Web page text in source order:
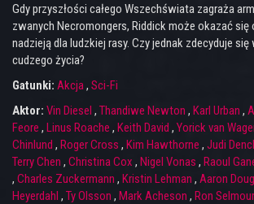
Gdy przyszłości całego Wszechświata zagraża
zwanych Necromongers, Riddick może okazać się
nadzieją dla ludzkiej rasy. Czy jednak zdecyduje
cudzego życia?
Gatunki: Akcja, Sci-Fi
Aktor: Vin Diesel , Thandiwe Newton , Karl Urban ,
Feore , Linus Roache , Keith David , Yorick van
Chinlund , Roger Cross , Kim Hawthorne , Judi
Terry Chen , Christina Cox , Nigel Vonas , Raoul
, Charles Zuckermann , Kristin Lehman , Aaron
Heyerdahl , Ty Olsson , Mark Acheson , Ron Selmour